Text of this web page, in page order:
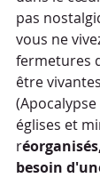
pas
vous ne
fermetures
être
églises et
r
besoin